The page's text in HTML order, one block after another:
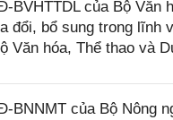
BVHTTDL của Bộ
đổi, bổ sung trong lĩnh
Văn hóa, Thể thao và
BNNMT của Bộ Nông